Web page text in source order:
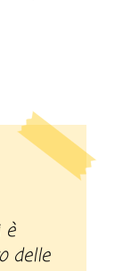
delle